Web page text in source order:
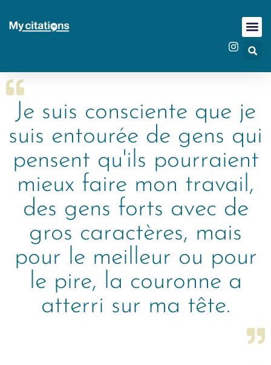
Je suis consciente que je
suis entourée de gens qui
pensent qu'ils pourraient
mieux faire mon travail,
des gens forts avec de
gros caractères, mais
pour le meilleur ou pour
le pire, la couronne a
atterri sur ma tête.